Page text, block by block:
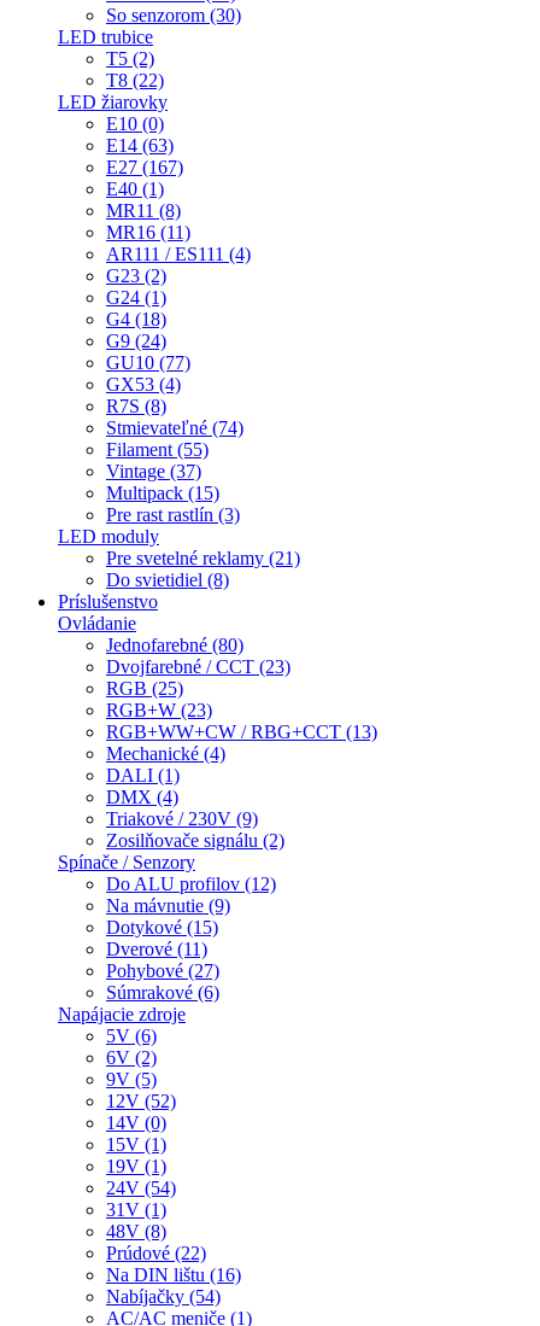
So senzorom (30)
LED trubice
T5 (2)
T8 (22)
LED žiarovky
E10 (0)
E14 (63)
E27 (167)
E40 (1)
MR11 (8)
MR16 (11)
AR111 / ES111 (4)
G23 (2)
G24 (1)
G4 (18)
G9 (24)
GU10 (77)
GX53 (4)
R7S (8)
Stmievateľné (74)
Filament (55)
Vintage (37)
Multipack (15)
Pre rast rastlín (3)
LED moduly
Pre svetelné reklamy (21)
Do svietidiel (8)
Príslušenstvo
Ovládanie
Jednofarebné (80)
Dvojfarebné / CCT (23)
RGB (25)
RGB+W (23)
RGB+WW+CW / RBG+CCT (13)
Mechanické (4)
DALI (1)
DMX (4)
Triakové / 230V (9)
Zosilňovače signálu (2)
Spínače / Senzory
Do ALU profilov (12)
Na mávnutie (9)
Dotykové (15)
Dverové (11)
Pohybové (27)
Súmrakové (6)
Napájacie zdroje
5V (6)
6V (2)
9V (5)
12V (52)
14V (0)
15V (1)
19V (1)
24V (54)
31V (1)
48V (8)
Prúdové (22)
Na DIN lištu (16)
Nabíjačky (54)
AC/AC meniče (1)